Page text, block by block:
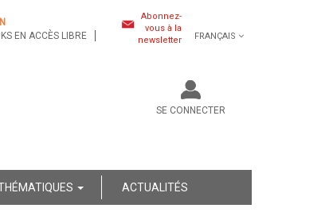
EN ACCÈS LIBRE
Abonnez-
vous à la
newsletter
FRANÇAIS
SE CONNECTER
ACTUALITÉS